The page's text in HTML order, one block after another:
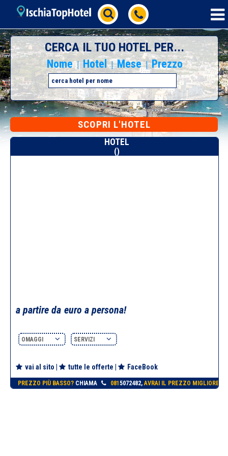
CERCA IL TUO HOTEL PER...
Nome | Hotel | Mese | Prezzo
SCOPRI L'HOTEL
HOTEL
()
a partire da euro a persona!
OMAGGI SERVIZI
vai al sito tutte le offerte FaceBook
PREZZO PIÙ BASSO?CHIAMA 081 5072482,AVRAI IL PREZZO MIGLIORE!